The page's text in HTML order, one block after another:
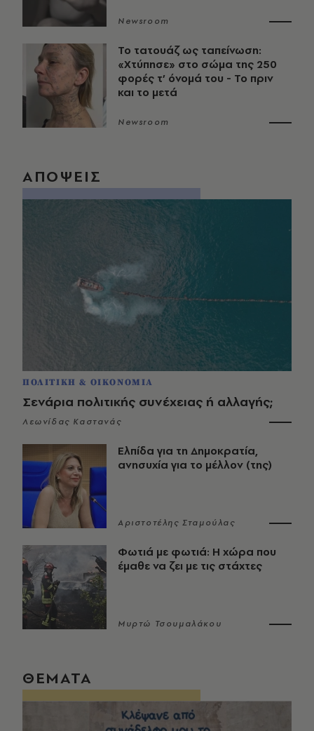
Newsroom
Το τατουάζ ως ταπείνωση:
«Χτύπησε» στο σώμα της 250
φορές τ’ όνομά του - Το πριν
και το μετά
Newsroom
ΑΠΟΨΕΙΣ
ΠΟΛΙΤΙΚΗ & ΟΙΚΟΝΟΜΙΑ
Σενάρια πολιτικής συνέχειας ή αλλαγής;
Λεωνίδας Καστανάς
Ελπίδα για τη Δημοκρατία,
ανησυχία για το μέλλον (της)
Αριστοτέλης Σταμούλας
Φωτιά με φωτιά: Η χώρα που
έμαθε να ζει με τις στάχτες
Μυρτώ Τσουμαλάκου
ΘΕΜΑΤΑ